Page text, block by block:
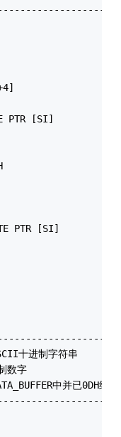
PTR [SI]
PTR [SI]
十进制字符串
数字
中并已0DH结尾